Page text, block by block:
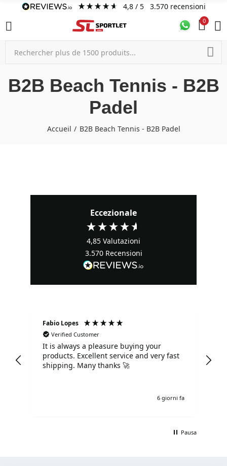
4,8/ 5 3.570 recensioni
0
B2B Beach Tennis - B2B
Padel
Accueil B2B Beach Tennis - B2B Padel
Eccezionale
4,85 Valutazioni
3.570 Recensioni
Fabio Lopes
Verified Customer
It is always a pleasure buying your
products. Excellent service and very fast
shipping. Many thanks 🚀
6 giorni fa
Pausa